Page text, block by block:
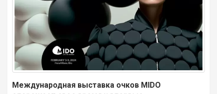
Международная выставка очков MIDO